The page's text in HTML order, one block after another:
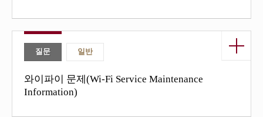
질문 일반
와이파이 문제(Wi-Fi Service Maintenance
Information)
열기/닫